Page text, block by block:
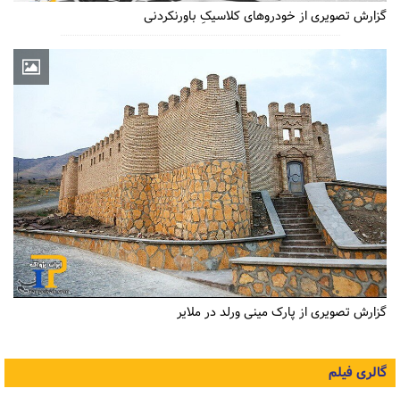
گزارش تصویری از خودروهای کلاسیکِ باورنکردنی
گزارش تصویری از پارک مینی ورلد در ملایر
گالری فیلم